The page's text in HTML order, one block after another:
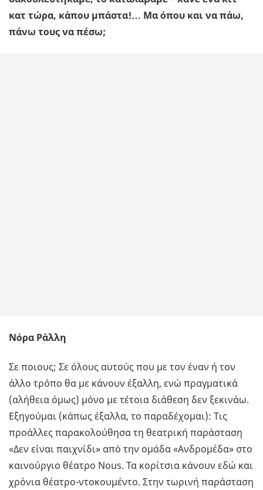
κατ τώρα, κάπου μπάστα!… Μα όπου και να πάω,
πάνω τους να πέσω;
Νόρα Ράλλη
Σε ποιους; Σε όλους αυτούς που με τον έναν ή τον
άλλο τρόπο θα με κάνουν έξαλλη, ενώ πραγματικά
(αλήθεια όμως) μόνο με τέτοια διάθεση δεν ξεκινάω.
Εξηγούμαι (κάπως έξαλλα, το παραδέχομαι): Τις
προάλλες παρακολούθησα τη θεατρική παράσταση
«Δεν είναι παιχνίδι» από την ομάδα «Ανδρομέδα» στο
καινούργιο θέατρο Nous. Τα κορίτσια κάνουν εδώ και
χρόνια θέατρο-ντοκουμέντο. Στην τωρινή παράσταση